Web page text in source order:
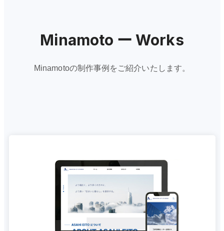
Minamoto ー Works
Minamotoの制作事例をご紹介いたします。